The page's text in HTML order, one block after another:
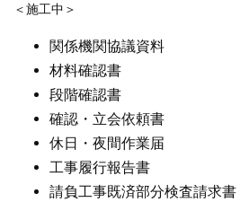
＜施工中＞
関係機関協議資料
材料確認書
段階確認書
確認・立会依頼書
休日・夜間作業届
工事履行報告書
請負工事既済部分検査請求書